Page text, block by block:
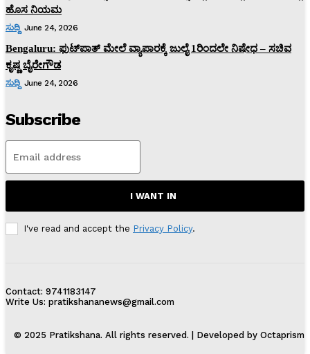
ಹೊಸ ನಿಯಮ
ಸುದ್ದಿ June 24, 2026
Bengaluru: ಫುಟ್‌ಪಾತ್‌ ಮೇಲೆ ವ್ಯಾಪಾರಕ್ಕೆ ಜುಲೈ 1ರಿಂದಲೇ ನಿಷೇಧ – ಸಚಿವ
ಕೃಷ್ಣ ಬೈರೇಗೌಡ
ಸುದ್ದಿ June 24, 2026
Subscribe
I WANT IN
I've read and accept the Privacy Policy.
Contact: 9741183147
Write Us: pratikshananews@gmail.com
© 2025 Pratikshana. All rights reserved. | Developed by Octaprism